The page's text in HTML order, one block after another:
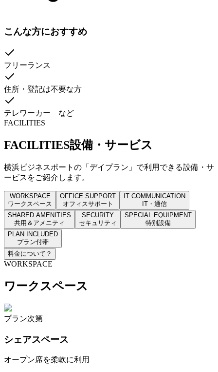
こんな方におすすめ
フリーランス
住所・登記は不要な方
テレワーカー など
FACILITIES
FACILITIES設備・サービス
横浜ビジネスポートの「デイプラン」で利用できる設備・サ
ービスをご紹介します。
WORKSPACE
ワークスペース
OFFICE SUPPORT
オフィスサポート
IT COMMUNICATION
IT・通信
SHARED AMENITIES
共用＆アメニティ
SECURITY
セキュリティ
SPECIAL EQUIPMENT
特別設備
PLAN INCLUDED
プラン付帯
料金について ？
WORKSPACE
ワークスペース
プラン次第
シェアスペース
オープン席を柔軟に利用